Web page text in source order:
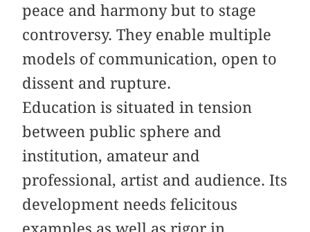
peace and harmony but to stage
controversy. They enable multiple
models of communication, open to
dissent and rupture.
Education is situated in tension
between public sphere and
institution, amateur and
professional, artist and audience. Its
development needs felicitous
examples as well as rigor in